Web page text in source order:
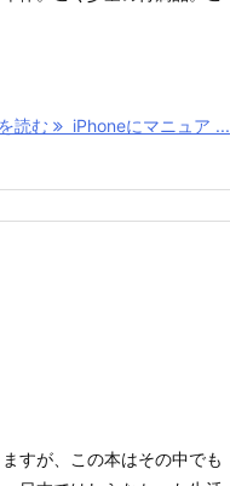
読む iPhoneにマニュア ...
すが、この本はその中でも